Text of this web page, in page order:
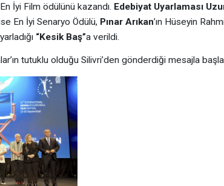
İyi Film ödülünü kazandı. Edebiyat Uyarlaması
En İyi Senaryo Ödülü, Pınar Arıkan’ın Hüseyin
“Kesik Baş”a verildi.
tutuklu olduğu Silivri’den gönderdiği mesajla